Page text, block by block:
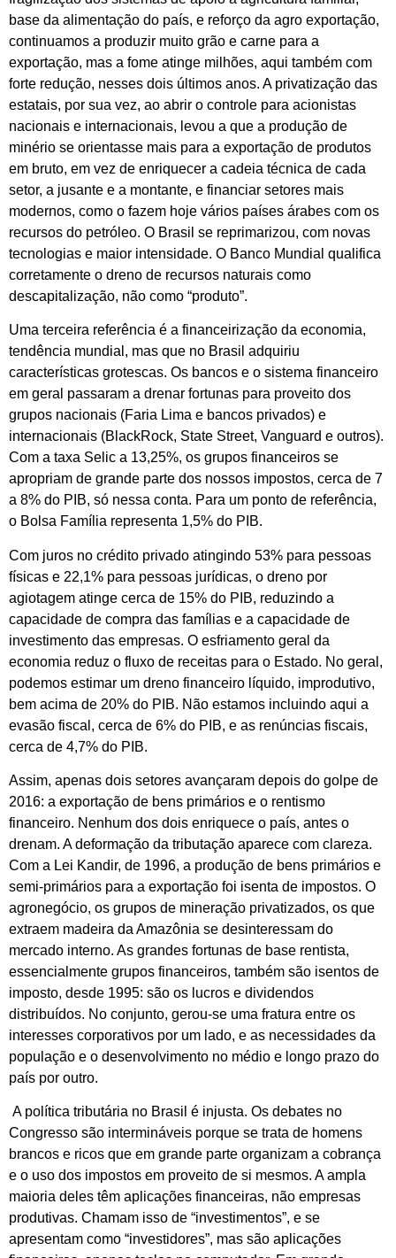
base da alimentação do país, e reforço da agro exportação,
continuamos a produzir muito grão e carne para a
exportação, mas a fome atinge milhões, aqui também com
forte redução, nesses dois últimos anos. A privatização das
estatais, por sua vez, ao abrir o controle para acionistas
nacionais e internacionais, levou a que a produção de
minério se orientasse mais para a exportação de produtos
em bruto, em vez de enriquecer a cadeia técnica de cada
setor, a jusante e a montante, e financiar setores mais
modernos, como o fazem hoje vários países árabes com os
recursos do petróleo. O Brasil se reprimarizou, com novas
tecnologias e maior intensidade. O Banco Mundial qualifica
corretamente o dreno de recursos naturais como
descapitalização, não como “produto”.
Uma terceira referência é a financeirização da economia,
tendência mundial, mas que no Brasil adquiriu
características grotescas. Os bancos e o sistema financeiro
em geral passaram a drenar fortunas para proveito dos
grupos nacionais (Faria Lima e bancos privados) e
internacionais (BlackRock, State Street, Vanguard e outros).
Com a taxa Selic a 13,25%, os grupos financeiros se
apropriam de grande parte dos nossos impostos, cerca de 7
a 8% do PIB, só nessa conta. Para um ponto de referência,
o Bolsa Família representa 1,5% do PIB.
Com juros no crédito privado atingindo 53% para pessoas
físicas e 22,1% para pessoas jurídicas, o dreno por
agiotagem atinge cerca de 15% do PIB, reduzindo a
capacidade de compra das famílias e a capacidade de
investimento das empresas. O esfriamento geral da
economia reduz o fluxo de receitas para o Estado. No geral,
podemos estimar um dreno financeiro líquido, improdutivo,
bem acima de 20% do PIB. Não estamos incluindo aqui a
evasão fiscal, cerca de 6% do PIB, e as renúncias fiscais,
cerca de 4,7% do PIB.
Assim, apenas dois setores avançaram depois do golpe de
2016: a exportação de bens primários e o rentismo
financeiro. Nenhum dos dois enriquece o país, antes o
drenam. A deformação da tributação aparece com clareza.
Com a Lei Kandir, de 1996, a produção de bens primários e
semi-primários para a exportação foi isenta de impostos. O
agronegócio, os grupos de mineração privatizados, os que
extraem madeira da Amazônia se desinteressam do
mercado interno. As grandes fortunas de base rentista,
essencialmente grupos financeiros, também são isentos de
imposto, desde 1995: são os lucros e dividendos
distribuídos. No conjunto, gerou-se uma fratura entre os
interesses corporativos por um lado, e as necessidades da
população e o desenvolvimento no médio e longo prazo do
país por outro.
A política tributária no Brasil é injusta. Os debates no
Congresso são intermináveis porque se trata de homens
brancos e ricos que em grande parte organizam a cobrança
e o uso dos impostos em proveito de si mesmos. A ampla
maioria deles têm aplicações financeiras, não empresas
produtivas. Chamam isso de “investimentos”, e se
apresentam como “investidores”, mas são aplicações